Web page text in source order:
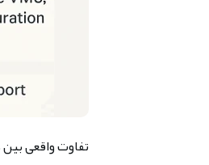
تفاوت واقعی